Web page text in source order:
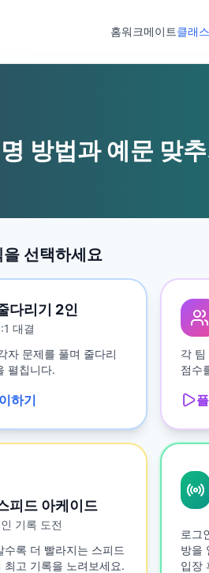
홈워크메이트클래
방법과 예문 맞
선택하세요
다리기 2인
대결
자 문제를 풀며 줄다리
펼칩니다.
하기
각 팀
점수
피드 아케이드
기록 도전
수록 더 빨라지는 스피드
최고 기록을 노려보세요.
로그
방을
입장